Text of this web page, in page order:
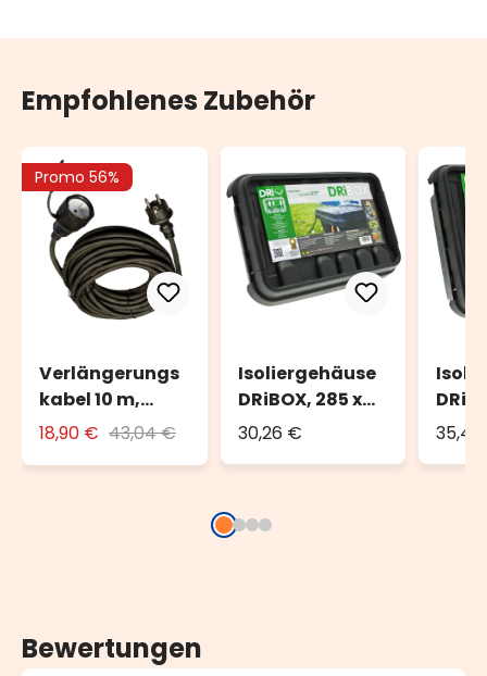
Empfohlenes Zubehör
Promo 56%
Verlängerungs
kabel 10 m,
schwarz, außen
18,90 € 43,04 €
Isoliergehäuse
DRiBOX, 285 x
150 x 110 mm,
30,26 €
230
Bewertungen